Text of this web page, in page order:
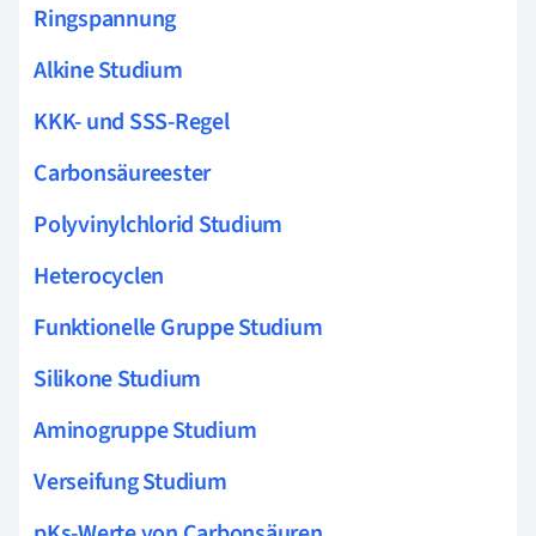
Ringspannung
Alkine Studium
KKK- und SSS-Regel
Carbonsäureester
Polyvinylchlorid Studium
Heterocyclen
Funktionelle Gruppe Studium
Silikone Studium
Aminogruppe Studium
Verseifung Studium